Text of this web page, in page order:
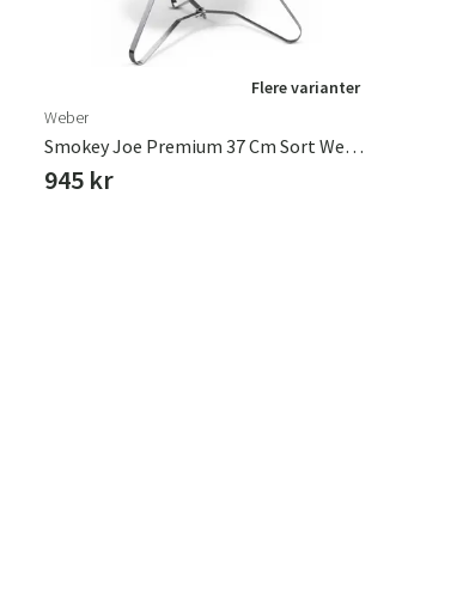
Flere varianter
Weber
Smokey Joe Premium 37 Cm Sort Weber
945 kr